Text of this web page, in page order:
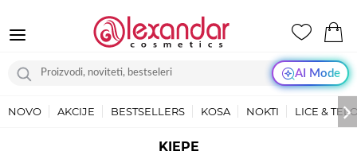
AI Mode
NOVO AKCIJE BESTSELLERS KOSA NOKTI LICE &
KIEPE